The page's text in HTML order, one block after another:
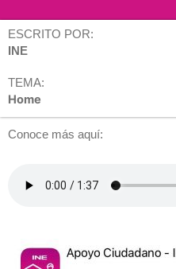
ESCRITO POR:
INE
TEMA:
Home
Conoce más aquí: